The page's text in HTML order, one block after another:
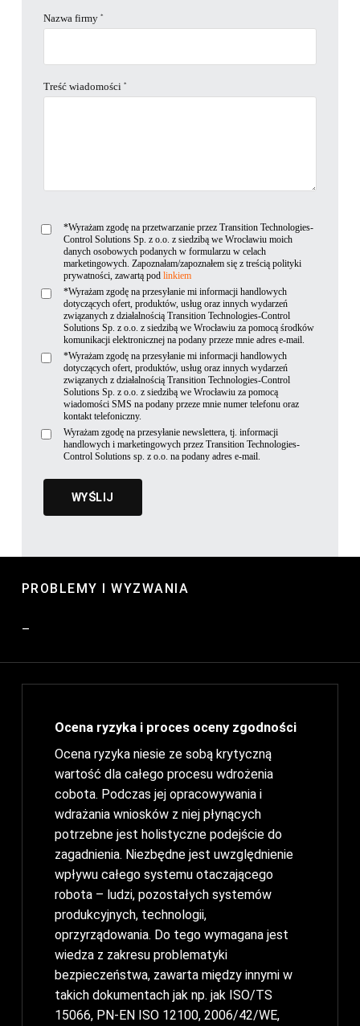
Nazwa firmy *
Treść wiadomości *
*Wyrażam zgodę na przetwarzanie przez Transition Technologies-
Control Solutions Sp. z o.o. z siedzibą we Wrocławiu moich
danych osobowych podanych w formularzu w celach
marketingowych. Zapoznałam/zapoznałem się z treścią polityki
prywatności, zawartą pod linkiem
*Wyrażam zgodę na przesyłanie mi informacji handlowych
dotyczących ofert, produktów, usług oraz innych wydarzeń
związanych z działalnością Transition Technologies-Control
Solutions Sp. z o.o. z siedzibą we Wrocławiu za pomocą środków
komunikacji elektronicznej na podany przeze mnie adres e-mail.
*Wyrażam zgodę na przesyłanie mi informacji handlowych
dotyczących ofert, produktów, usług oraz innych wydarzeń
związanych z działalnością Transition Technologies-Control
Solutions Sp. z o.o. z siedzibą we Wrocławiu za pomocą
wiadomości SMS na podany przeze mnie numer telefonu oraz
kontakt telefoniczny.
Wyrażam zgodę na przesyłanie newslettera, tj. informacji
handlowych i marketingowych przez Transition Technologies-
Control Solutions sp. z o.o. na podany adres e-mail.
PROBLEMY I WYZWANIA
–
Ocena ryzyka i proces oceny zgodności
Ocena ryzyka niesie ze sobą krytyczną
wartość dla całego procesu wdrożenia
cobota. Podczas jej opracowywania i
wdrażania wniosków z niej płynących
potrzebne jest holistyczne podejście do
zagadnienia. Niezbędne jest uwzględnienie
wpływu całego systemu otaczającego
robota – ludzi, pozostałych systemów
produkcyjnych, technologii,
oprzyrządowania. Do tego wymagana jest
wiedza z zakresu problematyki
bezpieczeństwa, zawarta między innymi w
takich dokumentach jak np. jak ISO/TS
15066, PN-EN ISO 12100, 2006/42/WE,